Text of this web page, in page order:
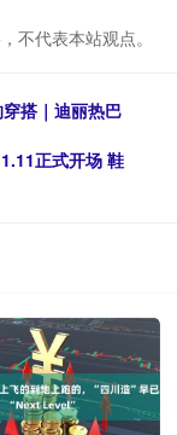
不代表本站观点。
搭｜迪丽热巴
正式开场 鞋